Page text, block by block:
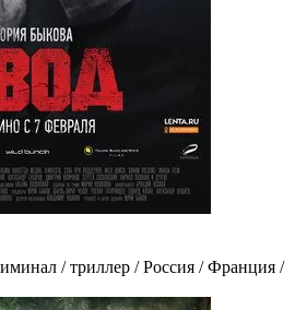
/ триллер / Россия / Франция /